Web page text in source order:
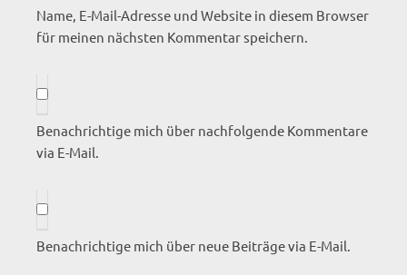
Name, E-Mail-Adresse und Website in diesem Browser
für meinen nächsten Kommentar speichern.
Benachrichtige mich über nachfolgende Kommentare
via E-Mail.
Benachrichtige mich über neue Beiträge via E-Mail.